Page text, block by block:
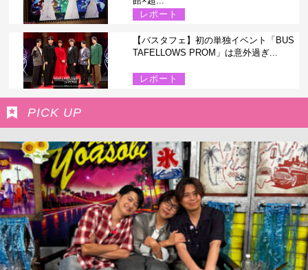
レポート
【バスタフェ】初の単独イベント「BUS
TAFELLOWS PROM」は意外過ぎ...
レポート
PICK UP